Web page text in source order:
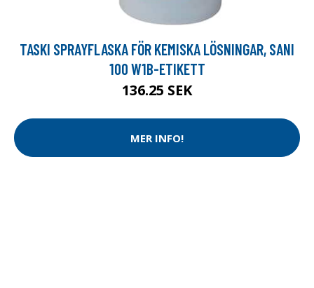
TASKI SPRAYFLASKA FÖR KEMISKA LÖSNINGAR, SANI
100 W1B-ETIKETT
136.25 SEK
MER INFO!